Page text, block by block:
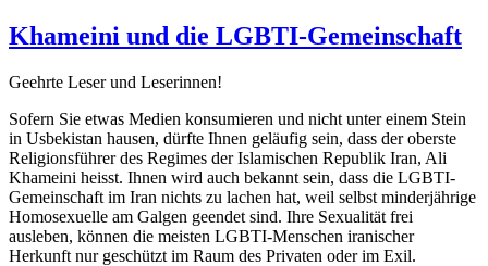
in
der
Republik
Khameini und die LGBTI-Gemeinschaft
Geehrte Leser und Leserinnen!
Sofern Sie etwas Medien konsumieren und nicht unter einem Stein
in Usbekistan hausen, dürfte Ihnen geläufig sein, dass der oberste
Religionsführer des Regimes der Islamischen Republik Iran, Ali
Khameini heisst. Ihnen wird auch bekannt sein, dass die LGBTI-
Gemeinschaft im Iran nichts zu lachen hat, weil selbst minderjährige
Homosexuelle am Galgen geendet sind. Ihre Sexualität frei
ausleben, können die meisten LGBTI-Menschen iranischer
Herkunft nur geschützt im Raum des Privaten oder im Exil.